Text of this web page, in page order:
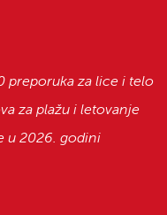
preporuka za lice i telo
za plažu i letovanje
u 2026. godini